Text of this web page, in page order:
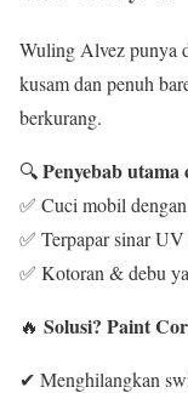
Wuling Alvez punya
kusam dan penuh
berkurang.
🔍Penyebab
✅ Cuci mobil
✅ Terpapar sinar
✅ Kotoran & debu
🔥 Solusi? Paint
✔ Menghilangkan